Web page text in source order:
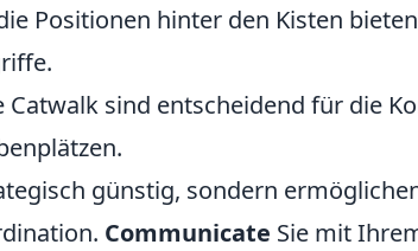
Positionen hinter den Kisten
Catwalk sind entscheidend für die
günstig, sondern
Communicate Sie mit